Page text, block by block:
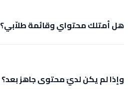
هل أمتلك محتواي وقائمة طلاّبي؟
وإذا لم يكن لديّ محتوى جاهز بعد؟